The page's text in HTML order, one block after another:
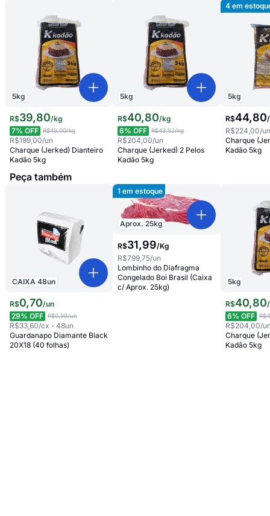
5kg
R$39,80/kg
7% OFF R$43,00/kg
R$199,00/un
Charque (Jerked) Dianteiro
Kadão 5kg
5kg
R$40,80/kg
6% OFF R$43,52/kg
R$204,00/un
Charque (Jerked) 2 Pelos
Kadão 5kg
5kg
4 em
R$44,80/
R$224,00/
Charque
Kadão 5kg
Peça também
CAIXA 48un
R$0,70/un
29% OFF R$0,99/un
R$33,60/cx 48un
Guardanapo Diamante Black
20X18 (40 folhas)
Aprox.25kg
1 em estoque
R$31,99/Kg
R$799,75/un
Lombinho do Diafragma
Congelado Boi Brasil (Caixa
c/ Aprox. 25kg)
5kg
R$40,80/
6% OFF
R$204,00/
Charque
Kadão 5kg